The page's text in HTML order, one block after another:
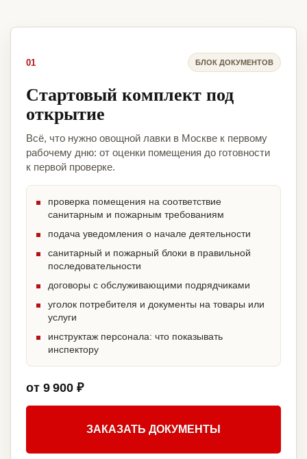
01 БЛОК ДОКУМЕНТОВ
Стартовый комплект под
открытие
Всё, что нужно овощной лавки в Москве к первому
рабочему дню: от оценки помещения до готовности
к первой проверке.
проверка помещения на соответствие
санитарным и пожарным требованиям
подача уведомления о начале деятельности
санитарный и пожарный блоки в правильной
последовательности
договоры с обслуживающими подрядчиками
уголок потребителя и документы на товары или
услуги
инструктаж персонала: что показывать
инспектору
от 9 900 ₽
ЗАКАЗАТЬ ДОКУМЕНТЫ